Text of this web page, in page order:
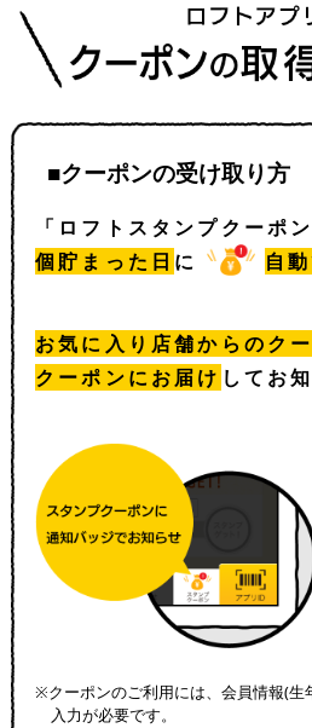
■クーポンの受け取り方
「ロフトスタンプクーポ
個貯まった日 に 自
お気に入り店舗からのク
クーポンにお届け してお
※クーポンのご利用には、会員情報(生
入力が必要です。